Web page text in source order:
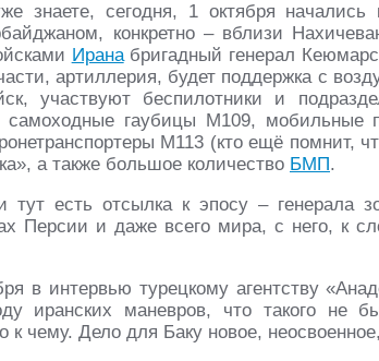
знаете, сегодня, 1 октября
конкретно – вблизи
Иранабригадный генерал
артиллерия, будет поддержка с
участвуют беспилотники и
самоходные гаубицы М109,
М113 (кто ещё помнит,
а также большое количество БМП.
тут есть отсылка к эпосу – генерала
Персии и даже всего мира, с него, к
в интервью турецкому агентству
иранских маневров, что такого не
к чему. Дело для Баку новое,